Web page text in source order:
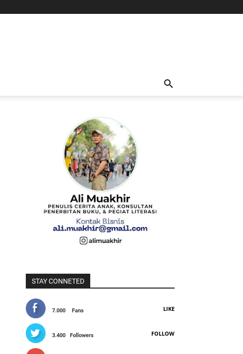
STAY CONNETED
7.000 Fans LIKE
3.400 Followers FOLLOW